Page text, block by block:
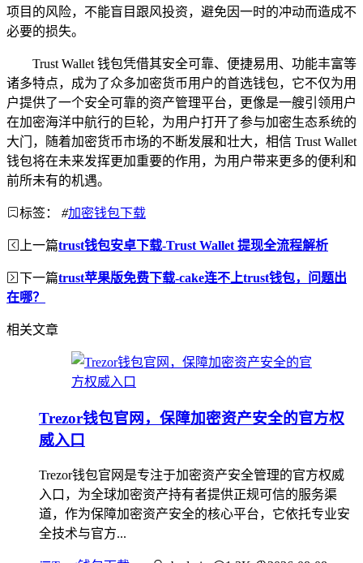
项目的风险，不能盲目跟风投资，避免因一时的冲动而造成不
必要的损失。
Trust Wallet 钱包凭借其安全可靠、便捷易用、功能丰富等
诸多特点，成为了众多加密货币用户的首选钱包，它不仅为用
户提供了一个安全可靠的资产管理平台，更像是一艘引领用户
在加密海洋中航行的巨轮，为用户打开了参与加密生态系统的
大门，随着加密货币市场的不断发展和壮大，相信 Trust Wallet
钱包将在未来发挥更加重要的作用，为用户带来更多的便利和
前所未有的机遇。
标签： #加密钱包下载
上一篇trust钱包安卓下载-Trust Wallet 提现全流程解析
下一篇trust苹果版免费下载-cake连不上trust钱包，问题出
在哪？
相关文章
Trezor钱包官网，保障加密资产安全的官方权
威入口
Trezor钱包官网是专注于加密资产安全管理的官方权威
入口，为全球加密资产持有者提供正规可信的服务渠
道，作为保障加密资产安全的核心平台，它依托专业安
全技术与官方...